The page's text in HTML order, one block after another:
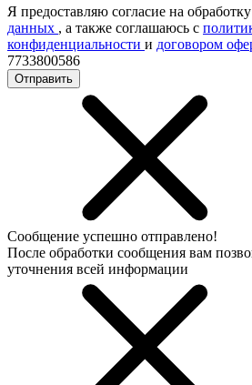
Я предоставляю согласие на
данных , а также соглашаюсь с
конфиденциальности и договором
7733800586
Отправить
Сообщение успешно отправлено!
После обработки сообщения вам
уточнения всей информации